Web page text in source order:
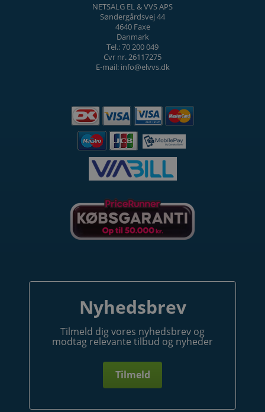
NETSALG EL & VVS APS
Søndergårdsvej 44
4640 Faxe
Danmark
Tel.: 70 200 049
Cvr nr. 26117275
E-mail: info@elvvs.dk
Nyhedsbrev
Tilmeld dig vores nyhedsbrev og
modtag relevante tilbud og nyheder
Tilmeld
DELTAG OG VIND
Deltag i konkurrencen nu →